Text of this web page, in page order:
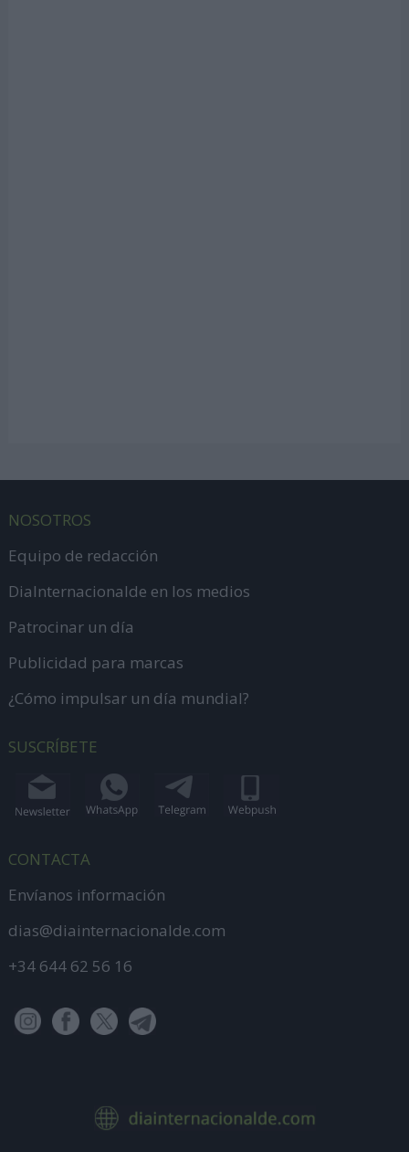
NOSOTROS
Equipo de redacción
DiaInternacionalde en los medios
Patrocinar un día
Publicidad para marcas
¿Cómo impulsar un día mundial?
SUSCRÍBETE
CONTACTA
Envíanos información
dias@diainternacionalde.com
+34 644 62 56 16